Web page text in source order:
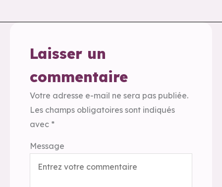
Laisser un
commentaire
Votre adresse e-mail ne sera pas publiée.
Les champs obligatoires sont indiqués
avec *
Message